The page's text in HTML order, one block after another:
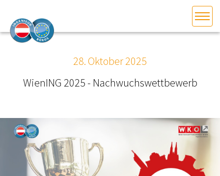
MITGLIEDER­VERZEICHNIS
28. Oktober 2025
WienING 2025 - Nachwuchswettbewerb